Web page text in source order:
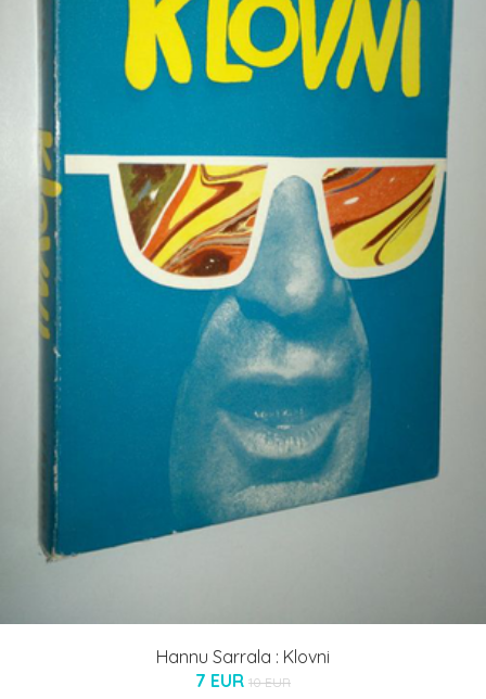
Hannu Sarrala : Klovni
7 EUR 10 EUR